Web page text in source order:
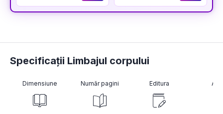
Specificații Limbajul corpului
Dimensiune Număr pagini Editura